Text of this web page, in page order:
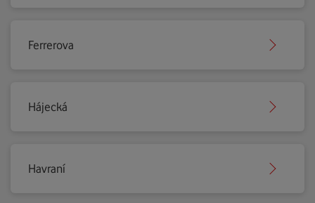
Ferrerova
Hájecká
Havraní